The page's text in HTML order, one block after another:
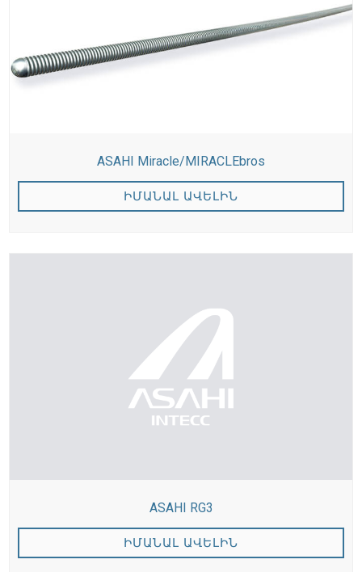
ASAHI Miracle/MIRACLEbros
ԻՄԱՆԱԼ ԱՎԵԼԻՆ
ASAHI RG3
ԻՄԱՆԱԼ ԱՎԵԼԻՆ